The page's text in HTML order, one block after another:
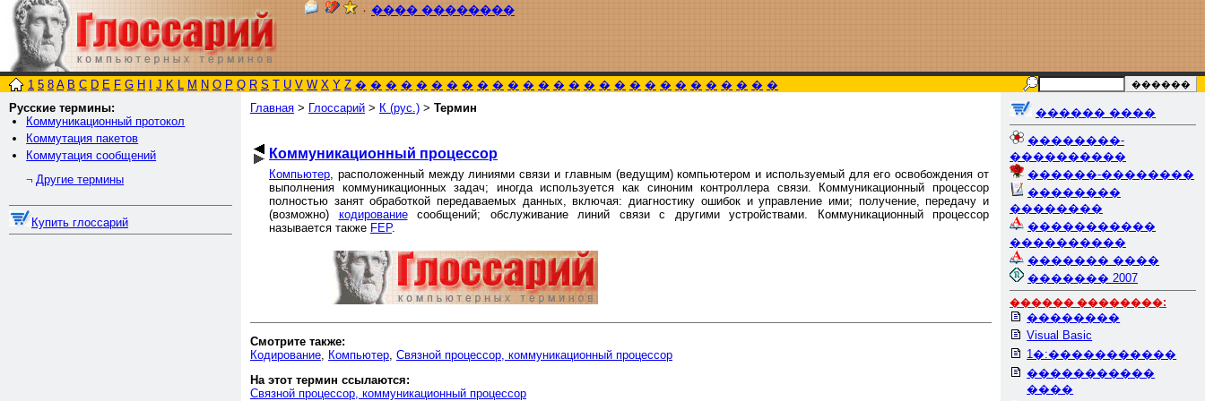
٠ ���� ��������
1 5 8 A B C D E F G H J K L M N O P Q R S T U V W X Y Z � � � � � � � � � � � � � � � � � � � � � � � � � � � �
Русские термины:
Коммуникационный протокол
Коммутация пакетов
Коммутация сообщений
¬ Другие термины
Купить глоссарий
Главная > Глоссарий > К (рус.) > Термин
Коммуникационный процессор
Компьютер, расположенный между линиями связи и главным (ведущим) компьютером и используемый для его освобождения от
выполнения коммуникационных задач; иногда используется как синоним контроллера связи. Коммуникационный процессор
полностью занят обработкой передаваемых данных, включая: диагностику ошибок и управление ими; получение, передачу и
(возможно) кодированиесообщений; обслуживание линий связи с другими устройствами. Коммуникационный процессор
называется также FEP.
Смотрите также:
Кодирование
Компьютер Связной процессор, коммуникационный процессор
На этот термин ссылаются:
Связной процессор, коммуникационный процессор
������ ����
��������-
����������
������-��������
��������
��������
�����������
����������
������� ����
������� 2007
������ ��������:
��������
Visual Basic
1�:�����������
�����������
����